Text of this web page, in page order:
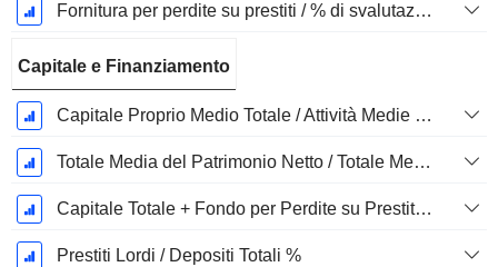
Fornitura per perdite su prestiti / % di svalutazioni nette
Capitale e Finanziamento
Capitale Proprio Medio Totale / Attività Medie Totali %
Totale Media del Patrimonio Netto / Totale Media degli Attivi %
Capitale Totale + Fondo per Perdite su Prestiti / Totale Prestiti %
Prestiti Lordi / Depositi Totali %